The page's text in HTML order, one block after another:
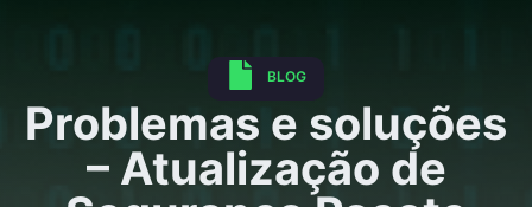
BLOG
Problemas e soluções
– Atualização de